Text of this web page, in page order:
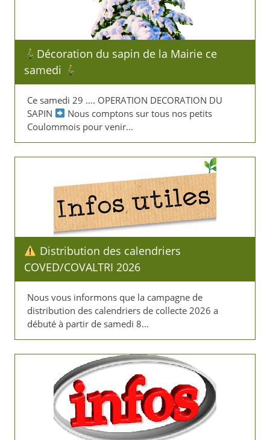
Décoration du sapin de la Mairie ce
samedi
Ce samedi 29 …. OPERATION DECORATION DU
SAPIN
Nous comptons sur tous nos petits
Coulommois pour venir...
Distribution des calendriers
COVED/COVALTRI 2026
Nous vous informons que la campagne de
distribution des calendriers de collecte 2026 a
débuté à partir de samedi 8...